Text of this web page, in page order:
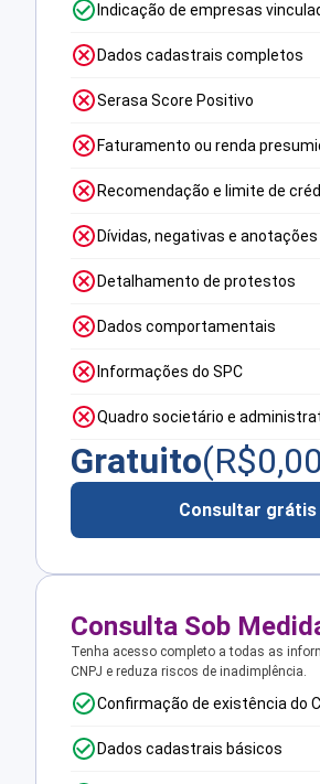
Indicação de empresas
Dados cadastrais completos
Serasa Score Positivo
Faturamento ou renda
Recomendação e limite de
Dívidas, negativas e anotações
Detalhamento de protestos
Dados comportamentais
Informações do SPC
Quadro societário e
Gratuito(R$
Consultar grátis
Consulta Sob
Tenha acesso completo a todas as
CNPJ e reduza riscos de inadimplência.
Confirmação de existência do
Dados cadastrais básicos